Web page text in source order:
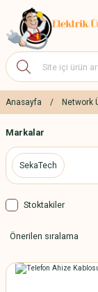
Anasayfa Network
Markalar
SekaTech
Stoktakiler